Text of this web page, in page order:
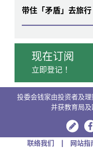
带住「矛盾」去旅
现在订阅
立即登记！
投委会钱家由投资者及
并获教育局及
联络我们 网站指